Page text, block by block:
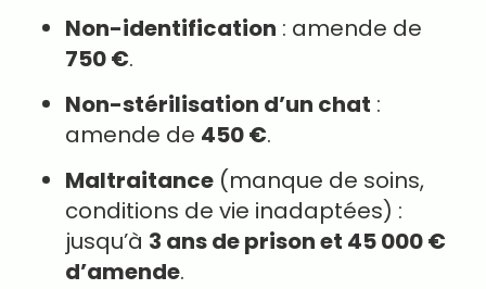
Non-identification : amende de
750 €.
Non-stérilisation d’un chat :
amende de 450 €.
Maltraitance (manque de soins,
conditions de vie inadaptées) :
jusqu’à 3 ans de prison et 45 000 €
d’amende.